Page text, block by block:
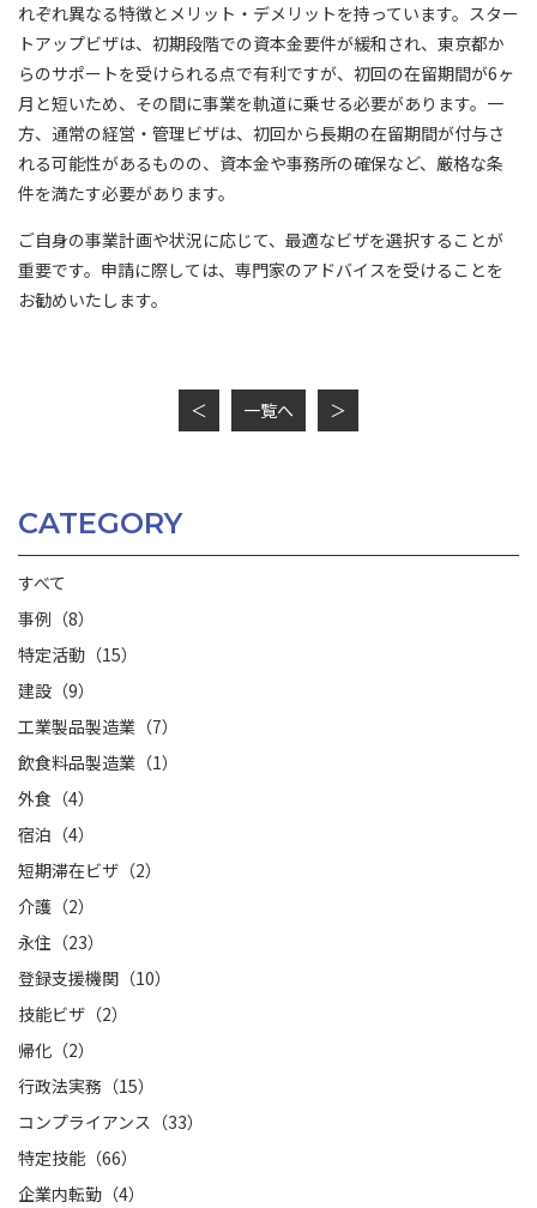
れぞれ異なる特徴とメリット・デメリットを持っています。スター
トアップビザは、初期段階での資本金要件が緩和され、東京都か
らのサポートを受けられる点で有利ですが、初回の在留期間が6ヶ
月と短いため、その間に事業を軌道に乗せる必要があります。一
方、通常の経営・管理ビザは、初回から長期の在留期間が付与さ
れる可能性があるものの、資本金や事務所の確保など、厳格な条
件を満たす必要があります。
ご自身の事業計画や状況に応じて、最適なビザを選択することが
重要です。申請に際しては、専門家のアドバイスを受けることを
お勧めいたします。
＜ 一覧へ ＞
CATEGORY
すべて
事例（8）
特定活動（15）
建設（9）
工業製品製造業（7）
飲食料品製造業（1）
外食（4）
宿泊（4）
短期滞在ビザ（2）
介護（2）
永住（23）
登録支援機関（10）
技能ビザ（2）
帰化（2）
行政法実務（15）
コンプライアンス（33）
特定技能（66）
企業内転勤（4）